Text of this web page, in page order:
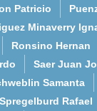
Patricio
Minaverry
Ronsino Hernan
Saer Juan
Samanta
Spregelburd Rafael